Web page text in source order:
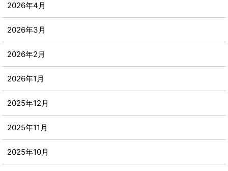
2026年4月
2026年3月
2026年2月
2026年1月
2025年12月
2025年11月
2025年10月